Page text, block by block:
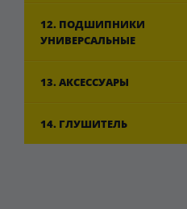
12. ПОДШИПНИКИ
УНИВЕРСАЛЬНЫЕ
13. АКСЕССУАРЫ
14. ГЛУШИТЕЛЬ